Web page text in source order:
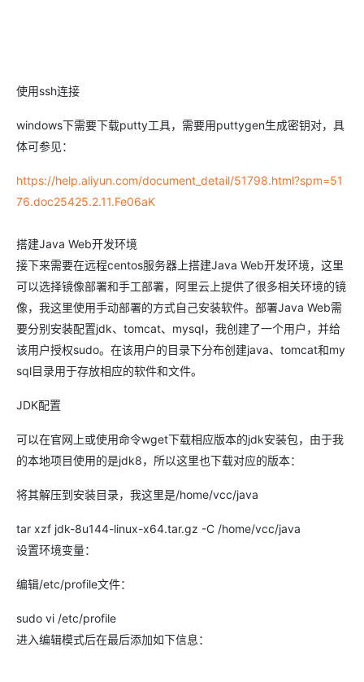
使用ssh连接
windows下需要下载putty工具，需要用puttygen生成密钥对，具
体可参见：
https://help.aliyun.com/document_detail/51798.html?spm=51
76.doc25425.2.11.Fe06aK
搭建Java Web开发环境
接下来需要在远程centos服务器上搭建Java Web开发环境，这里
可以选择镜像部署和手工部署，阿里云上提供了很多相关环境的镜
像，我这里使用手动部署的方式自己安装软件。部署Java Web需
要分别安装配置jdk、tomcat、mysql，我创建了一个用户，并给
该用户授权sudo。在该用户的目录下分布创建java、tomcat和my
sql目录用于存放相应的软件和文件。
JDK配置
可以在官网上或使用命令wget下载相应版本的jdk安装包，由于我
的本地项目使用的是jdk8，所以这里也下载对应的版本：
将其解压到安装目录，我这里是/home/vcc/java
tar xzf jdk-8u144-linux-x64.tar.gz -C /home/vcc/java
设置环境变量：
编辑/etc/profile文件：
sudo vi /etc/profile
进入编辑模式后在最后添加如下信息：